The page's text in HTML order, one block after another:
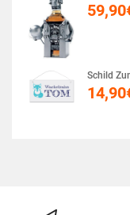
59,90
Schild
14,90